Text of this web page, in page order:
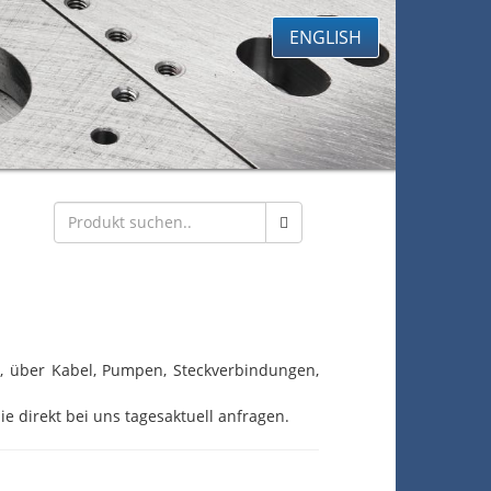
ENGLISH
Kabel, Pumpen, Steckverbindungen,
direkt bei uns tagesaktuell anfragen.